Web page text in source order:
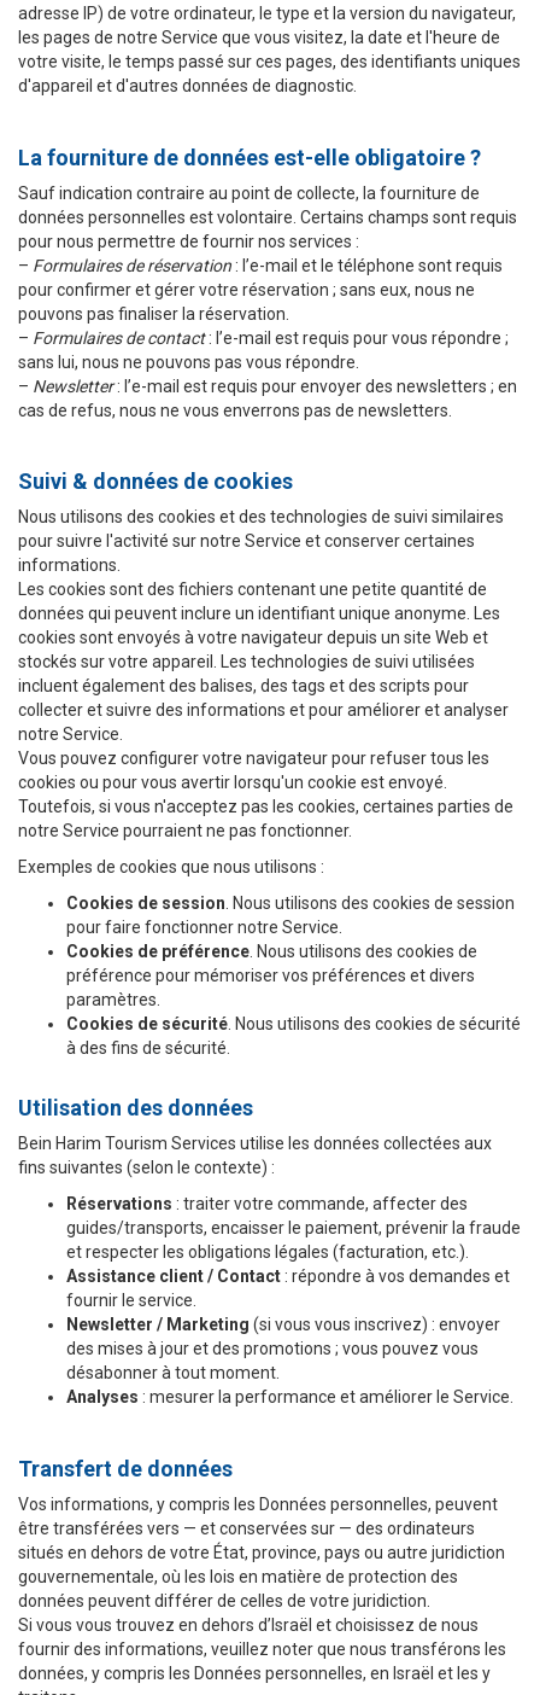
adresse IP) de votre ordinateur, le type et la version du navigateur,
les pages de notre Service que vous visitez, la date et l'heure de
votre visite, le temps passé sur ces pages, des identifiants uniques
d'appareil et d'autres données de diagnostic.
La fourniture de données est-elle obligatoire ?
Sauf indication contraire au point de collecte, la fourniture de
données personnelles est volontaire. Certains champs sont requis
pour nous permettre de fournir nos services :
– Formulaires de réservation : l’e-mail et le téléphone sont requis
pour confirmer et gérer votre réservation ; sans eux, nous ne
pouvons pas finaliser la réservation.
– Formulaires de contact: l’e-mail est requis pour vous répondre ;
sans lui, nous ne pouvons pas vous répondre.
– Newsletter: l’e-mail est requis pour envoyer des newsletters ; en
cas de refus, nous ne vous enverrons pas de newsletters.
Suivi & données de cookies
Nous utilisons des cookies et des technologies de suivi similaires
pour suivre l'activité sur notre Service et conserver certaines
informations.
Les cookies sont des fichiers contenant une petite quantité de
données qui peuvent inclure un identifiant unique anonyme. Les
cookies sont envoyés à votre navigateur depuis un site Web et
stockés sur votre appareil. Les technologies de suivi utilisées
incluent également des balises, des tags et des scripts pour
collecter et suivre des informations et pour améliorer et analyser
notre Service.
Vous pouvez configurer votre navigateur pour refuser tous les
cookies ou pour vous avertir lorsqu'un cookie est envoyé.
Toutefois, si vous n'acceptez pas les cookies, certaines parties de
notre Service pourraient ne pas fonctionner.
Exemples de cookies que nous utilisons :
Cookies de session . Nous utilisons des cookies de session
pour faire fonctionner notre Service.
Cookies de préférence . Nous utilisons des cookies de
préférence pour mémoriser vos préférences et divers
paramètres.
Cookies de sécurité . Nous utilisons des cookies de sécurité
à des fins de sécurité.
Utilisation des données
Bein Harim Tourism Services utilise les données collectées aux
fins suivantes (selon le contexte) :
Réservations : traiter votre commande, affecter des
guides/transports, encaisser le paiement, prévenir la fraude
et respecter les obligations légales (facturation, etc.).
Assistance client / Contact : répondre à vos demandes et
fournir le service.
Newsletter / Marketing (si vous vous inscrivez) : envoyer
des mises à jour et des promotions ; vous pouvez vous
désabonner à tout moment.
Analyses : mesurer la performance et améliorer le Service.
Transfert de données
Vos informations, y compris les Données personnelles, peuvent
être transférées vers — et conservées sur — des ordinateurs
situés en dehors de votre État, province, pays ou autre juridiction
gouvernementale, où les lois en matière de protection des
données peuvent différer de celles de votre juridiction.
Si vous vous trouvez en dehors d’Israël et choisissez de nous
fournir des informations, veuillez noter que nous transférons les
données, y compris les Données personnelles, en Israël et les y